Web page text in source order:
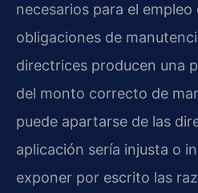
necesarios para el
obligaciones de
directrices producen una
del monto correcto de
puede apartarse de las
aplicación sería injusta o
exponer por escrito las